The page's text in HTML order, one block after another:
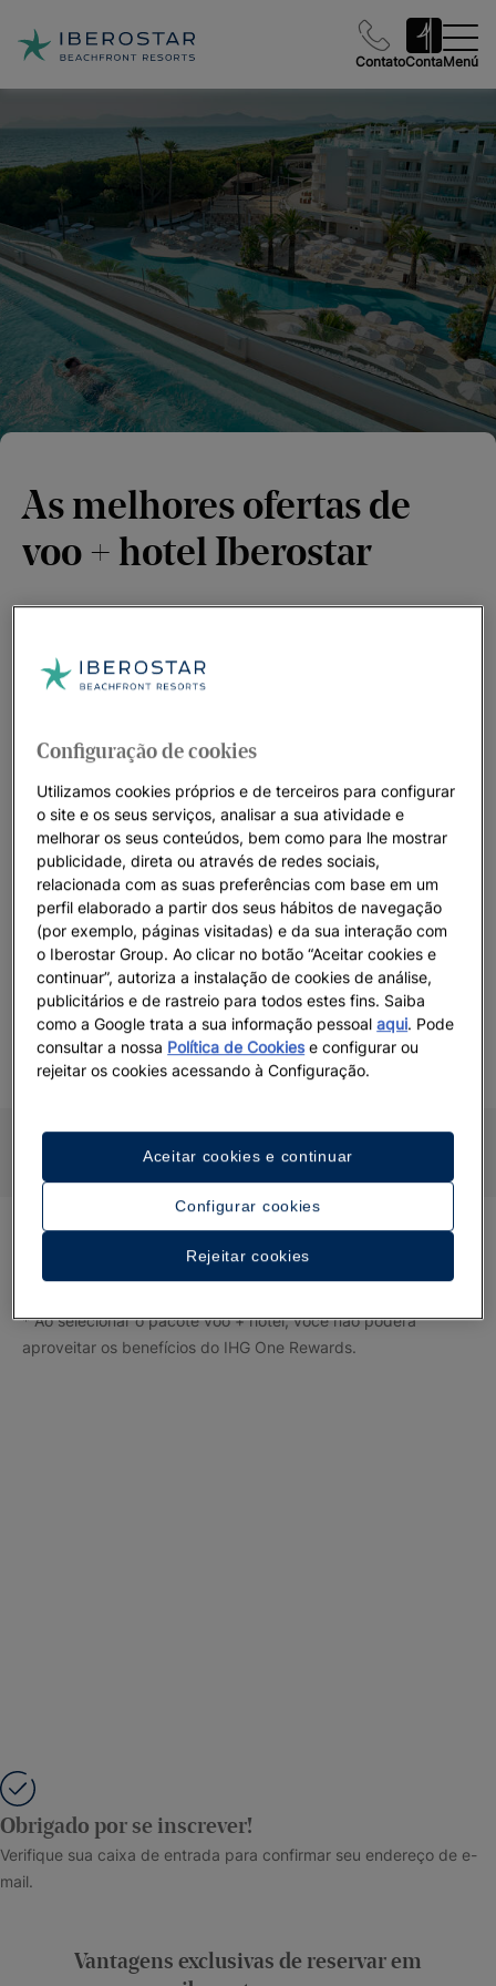
ContatoContaMenú
As melhores ofertas de
voo + hotel Iberostar
Reservar as suas férias é agora muito mais fácil graças aos
pacotes de Voo + Hotelda Iberostar. Viaje para os melhores
da sua viagem, será redireccionado para iberostarurlaub.com
parceiro oficial da Iberostar e colaborador com quem
trabalhamos para lhe oferecer as melhores ofertas para as
suas férias.
Porquê reservar o seu voo + hotel Iberostar
com iberostarvacation.com?
* Ao selecionar o pacote voo + hotel, você não poderá
aproveitar os benefícios do IHG One Rewards.
Obrigado por se inscrever!
Verifique sua caixa de entrada para confirmar seu endereço de e-
mail.
Vantagens exclusivas de reservar em
Configuração de cookies
Utilizamos cookies próprios e de terceiros para configurar
o site e os seus serviços, analisar a sua atividade e
melhorar os seus conteúdos, bem como para lhe mostrar
publicidade, direta ou através de redes sociais,
relacionada com as suas preferências com base em um
perfil elaborado a partir dos seus hábitos de navegação
(por exemplo, páginas visitadas) e da sua interação com
o Iberostar Group. Ao clicar no botão “Aceitar cookies e
continuar”, autoriza a instalação de cookies de análise,
publicitários e de rastreio para todos estes fins. Saiba
como a Google trata a sua informação pessoalaqui. Pode
consultar a nossa Política de Cookiese configurar ou
rejeitar os cookies acessando à Configuração.
Configurar cookies
Rejeitar cookies
Aceitar cookies e continuar